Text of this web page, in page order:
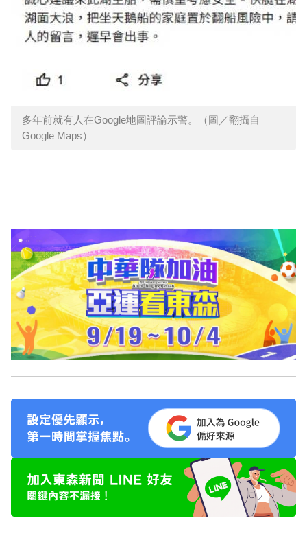
多年前就有人在Google地圖評論示警。（圖／翻攝自
Google Maps）